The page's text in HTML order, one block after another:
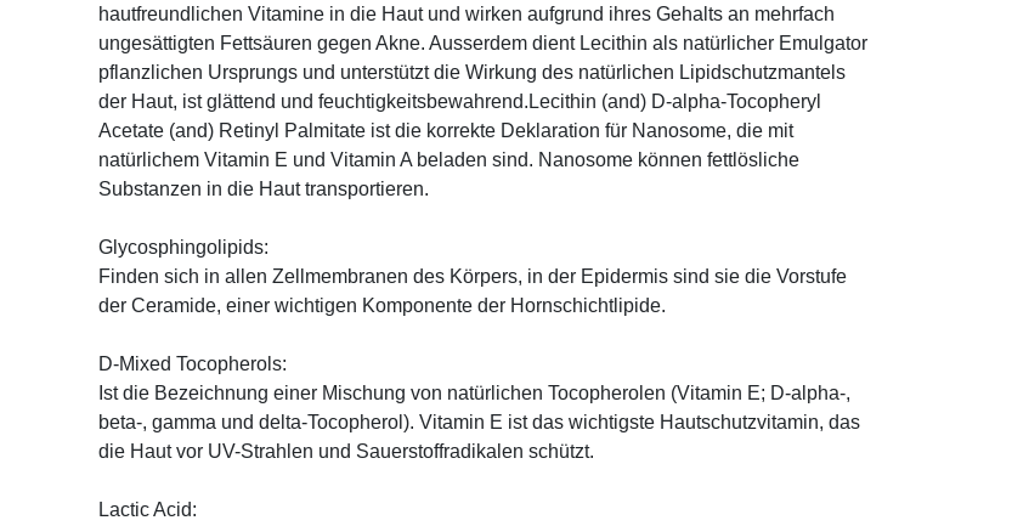
hautfreundlichen Vitamine in die Haut und wirken aufgrund ihres Gehalts an mehrfach
ungesättigten Fettsäuren gegen Akne. Ausserdem dient Lecithin als natürlicher Emulgator
pflanzlichen Ursprungs und unterstützt die Wirkung des natürlichen Lipidschutzmantels
der Haut, ist glättend und feuchtigkeitsbewahrend.Lecithin (and) D-alpha-Tocopheryl
Acetate (and) Retinyl Palmitate ist die korrekte Deklaration für Nanosome, die mit
natürlichem Vitamin E und Vitamin A beladen sind. Nanosome können fettlösliche
Substanzen in die Haut transportieren.
Glycosphingolipids:
Finden sich in allen Zellmembranen des Körpers, in der Epidermis sind sie die Vorstufe
der Ceramide, einer wichtigen Komponente der Hornschichtlipide.
D-Mixed Tocopherols:
Ist die Bezeichnung einer Mischung von natürlichen Tocopherolen (Vitamin E; D-alpha-,
beta-, gamma und delta-Tocopherol). Vitamin E ist das wichtigste Hautschutzvitamin, das
die Haut vor UV-Strahlen und Sauerstoffradikalen schützt.
Lactic Acid: